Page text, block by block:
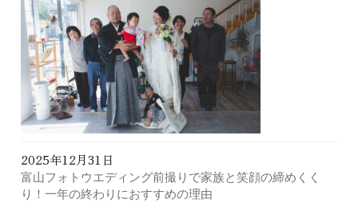
2025年12月31日
富山フォトウエディング前撮りで家族と笑顔の締めくく
り！一年の終わりにおすすめの理由